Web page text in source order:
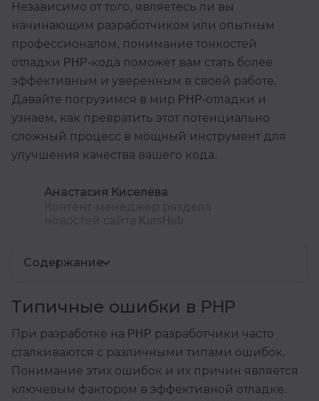
Независимо от того, являетесь ли вы
начинающим разработчиком или опытным
профессионалом, понимание тонкостей
отладки PHP-кода поможет вам стать более
эффективным и уверенным в своей работе.
Давайте погрузимся в мир PHP-отладки и
узнаем, как превратить этот потенциально
сложный процесс в мощный инструмент для
улучшения качества вашего кода.
Анастасия Киселёва
Содержание
Типичные ошибки в PHP
При разработке на PHP разработчики часто
сталкиваются с различными типами ошибок.
Понимание этих ошибок и их причин является
ключевым фактором в эффективной отладке.